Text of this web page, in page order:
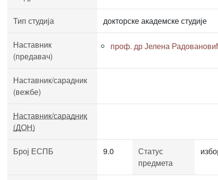
Тип студија докторске академске студије
Наставник
(предавач)
проф. др Јелена
Наставник/сарадник
(вежбе)
Наставник/сарадник
(ДОН)
Број ЕСПБ 9.0
Статус
предмета